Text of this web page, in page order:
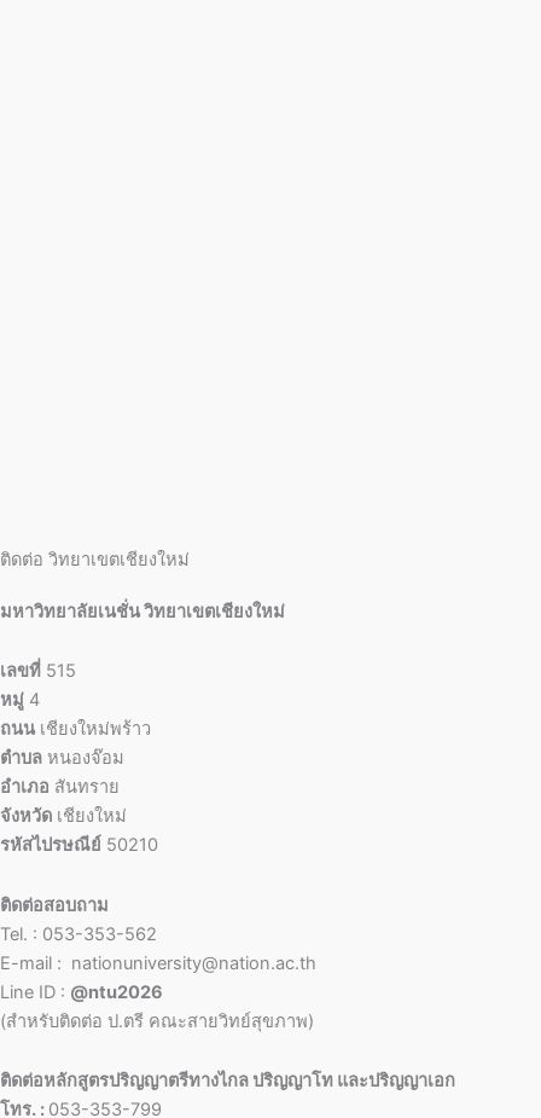
ติดต่อ วิทยาเขตเชียงใหม่
มหาวิทยาลัยเนชั่น วิทยาเขตเชียงใหม่
เลขที่ 515
หมู่ 4
ถนน เชียงใหม่พร้าว
ตำบล หนองจ๊อม
อำเภอ สันทราย
จังหวัด เชียงใหม่
รหัสไปรษณีย์ 50210
ติดต่อสอบถาม
Tel. : 053-353-562
E-mail : nationuniversity@nation.ac.th
Line ID : @ntu2026
(สำหรับติดต่อ ป.ตรี คณะสายวิทย์สุขภาพ)
ติดต่อหลักสูตรปริญญาตรีทางไกล ปริญญาโท และปริญญาเอก
โทร. : 053-353-799